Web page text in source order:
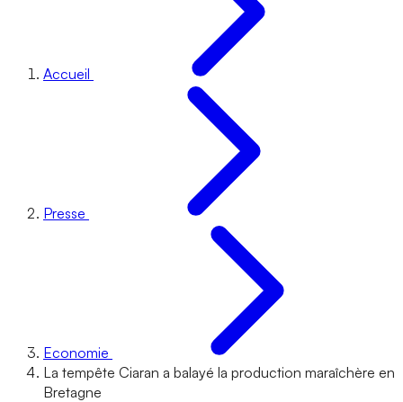
Accueil
Presse
Economie
La tempête Ciaran a balayé la production maraîchère en
Bretagne